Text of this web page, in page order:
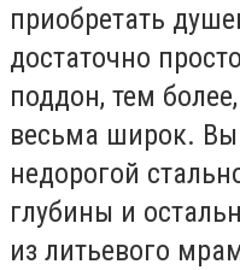
приобретать
достаточно
поддон, тем
весьма широк.
недорогой
глубины и
из литьевого